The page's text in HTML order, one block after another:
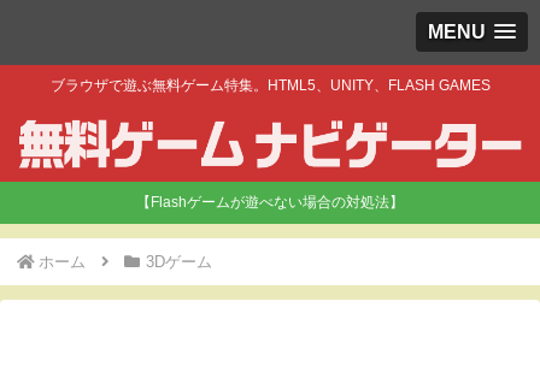
MENU
ブラウザで遊ぶ無料ゲーム特集。HTML5、UNITY、FLASH GAMES
【Flashゲームが遊べない場合の対処法】
ホーム 3Dゲーム